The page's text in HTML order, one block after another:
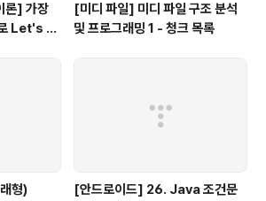
론] 가장
Let's G
[미디 파일] 미디 파일 구조 분석
및 프로그래밍 1 - 청크 목록
형) [안드로이드] 26. Java 조건문